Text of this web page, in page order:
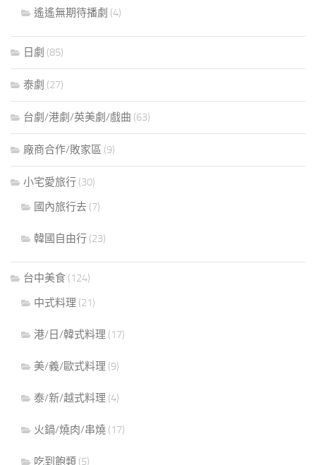
遙遙無期待播劇 (4)
日劇 (85)
泰劇 (27)
台劇/港劇/英美劇/戲曲 (63)
廠商合作/敗家區 (9)
小宅愛旅行 (30)
國內旅行去 (7)
韓國自由行 (23)
台中美食 (124)
中式料理 (21)
港/日/韓式料理 (17)
美/義/歐式料理 (9)
泰/新/越式料理 (4)
火鍋/燒肉/串燒 (17)
吃到飽類 (5)